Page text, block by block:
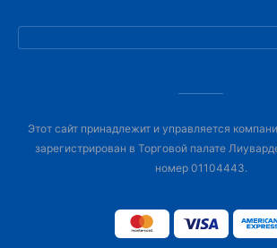
Этот сайт принадлежит и управляется
зарегистрирован в Торговой палате
номер 01104443.